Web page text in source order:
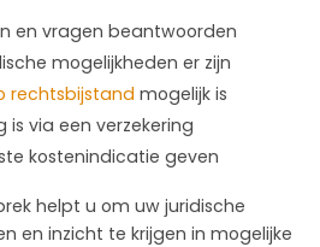
en vragen beantwoorden
mogelijkheden er zijn
rechtsbijstand mogelijk is
via een verzekering
kostenindicatie geven
helpt u om uw juridische
en inzicht te krijgen in mogelijke